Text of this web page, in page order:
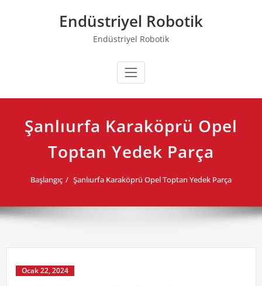
Endüstriyel Robotik
Endüstriyel Robotik
Şanlıurfa Karaköprü Opel
Toptan Yedek Parça
Başlangıç Şanlıurfa Karaköprü Opel Toptan Yedek Parça
Ocak 22, 2024